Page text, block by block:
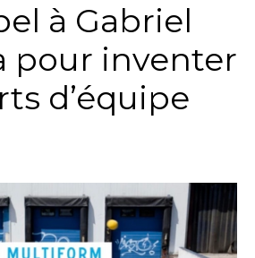
à Gabriel
pour inventer
d’équipe